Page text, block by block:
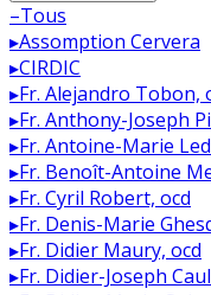
–Tous
▸Assomption Cervera
▸CIRDIC
▸Fr. Alejandro Tobon,
▸Fr. Anthony-Joseph
▸Fr. Antoine-Marie
▸Fr. Benoît-Antoine
▸Fr. Cyril Robert, ocd
▸Fr. Denis-Marie
▸Fr. Didier Maury, ocd
▸Fr. Didier-Joseph